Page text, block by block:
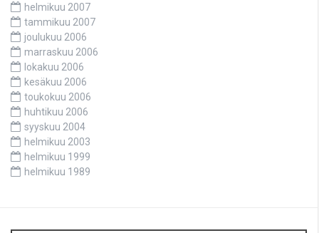
helmikuu 2007
tammikuu 2007
joulukuu 2006
marraskuu 2006
lokakuu 2006
kesäkuu 2006
toukokuu 2006
huhtikuu 2006
syyskuu 2004
helmikuu 2003
helmikuu 1999
helmikuu 1989